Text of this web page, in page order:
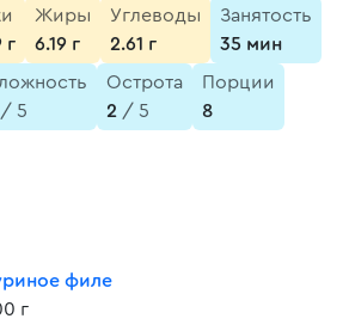
г
Жиры
6.19 г
Углеводы
2.61 г
Занятость
35 мин
/ 5
Острота
2 / 5
Порции
8
филе
г